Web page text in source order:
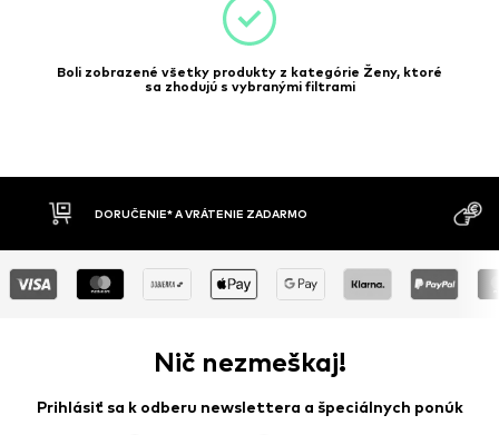
Boli zobrazené všetky produkty z kategórie Ženy, ktoré
sa zhodujú s vybranými filtrami
DOBIERKA
DNÍ
Nič nezmeškaj!
Prihlásiť sa k odberu newslettera a špeciálnych ponúk